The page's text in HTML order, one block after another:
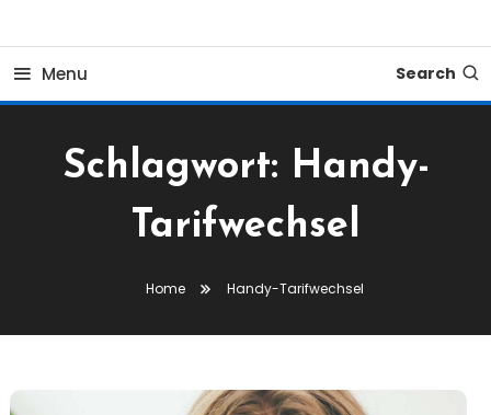
Menu Search
Schlagwort: Handy-
Tarifwechsel
Home Handy-Tarifwechsel